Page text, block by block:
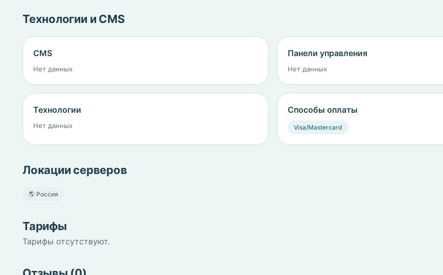
Технологии и CMS
CMS
Нет данных
Панели управления
Нет данных
Технологии
Нет данных
Способы оплаты
Visa/Mastercard
Локации серверов
🌎 Россия
Тарифы
Тарифы отсутствуют.